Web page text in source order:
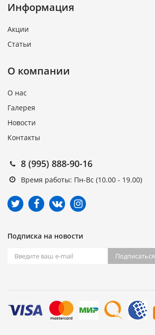
Информация
Акции
Статьи
О компании
О нас
Галерея
Новости
Контакты
8 (995) 888-90-16
Время работы: Пн-Вс (10.00 - 19.00)
Подписка на новости
Подписаться